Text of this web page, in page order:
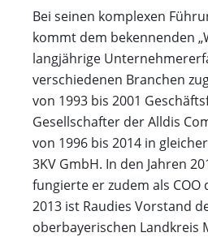
Bei seinen komplexen
kommt dem bekennenden
langjährige
verschiedenen Branchen
von 1993 bis 2001
Gesellschafter der Alldis
von 1996 bis 2014 in
3KV GmbH. In den Jahren
fungierte er zudem als COO
2013 ist Raudies Vorstand
oberbayerischen Landkreis